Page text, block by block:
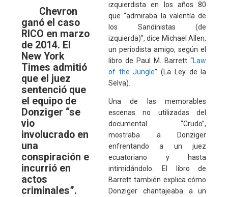
Chevron
ganó el caso
RICO en marzo
de 2014. El
New York
Times admitió
que el juez
sentenció que
el equipo de
Donziger “se
vio
involucrado en
una
conspiración e
incurrió en
actos
criminales”.
izquierdista en los años 80
que “admiraba la valentía de
los Sandinistas (de
izquierda)”, dice Michael Allen,
un periodista amigo, según el
libro de Paul M. Barrett “Law
of the Jungle” (La Ley de la
Selva).
Una de las memorables
escenas no utilizadas del
documental “Crudo”,
mostraba a Donziger
enfrentando a un juez
ecuatoriano y hasta
intimidándolo. El libro de
Barrett también explica cómo
Donziger chantajeaba a un